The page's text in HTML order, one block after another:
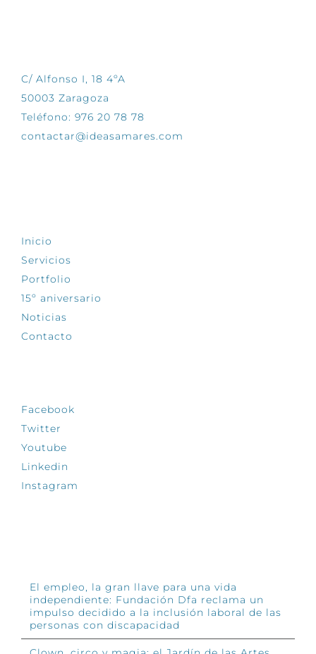
C/ Alfonso I, 18 4ºA
50003 Zaragoza
Teléfono: 976 20 78 78
contactar@ideasamares.com
Inicio
Servicios
Portfolio
15º aniversario
Noticias
Contacto
Facebook
Twitter
Youtube
Linkedin
Instagram
El empleo, la gran llave para una vida
independiente: Fundación Dfa reclama un
impulso decidido a la inclusión laboral de las
personas con discapacidad